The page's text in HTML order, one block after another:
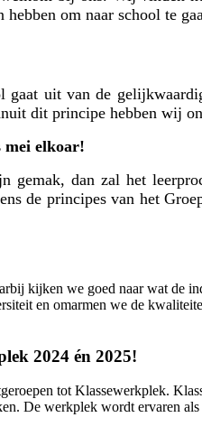
hebben om naar school te
gaat uit van de
dit principe hebben wij
mei elkoar!
gemak, dan zal het
de principes van het
kijken we goed naar wat de
en omarmen we de
2024 én 2025!
tot Klassewerkplek.
De werkplek wordt ervaren